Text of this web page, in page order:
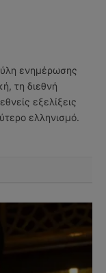
ενημέρωσης
τη διεθνή
εξελίξεις
ελληνισμό.